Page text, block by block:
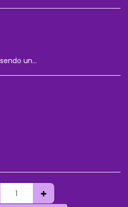
saranno a suo carico,e ogni oggetto non dovra&#039; essere alterato,rispetto a come vie è arrivato Vi consigliamo sempre di chiedere l&#039;assicurazione per il vostro ordine,perche&#039; in caso di smarrimento o danneggiamento,non risponderemo dell&#039;accaduto